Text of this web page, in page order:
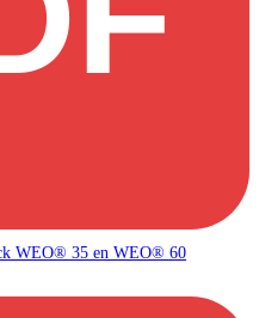
WEO® 35 en WEO® 60